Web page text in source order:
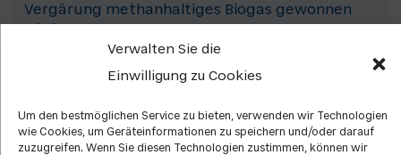
Verwalten Sie die
Einwilligung zu Cookies
Um den bestmöglichen Service zu bieten, verwenden wir Technologien
wie Cookies, um Geräteinformationen zu speichern und/oder darauf
zuzugreifen. Wenn Sie diesen Technologien zustimmen, können wir
Vergärung methanhaltiges Biogas gewonnen
Orte der Anwendung
Fernwärmeanlagen